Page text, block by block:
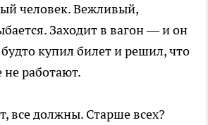
человек. Вежливый,
Заходит в вагон — и он
купил билет и решил, что
работают.
все должны. Старше всех?